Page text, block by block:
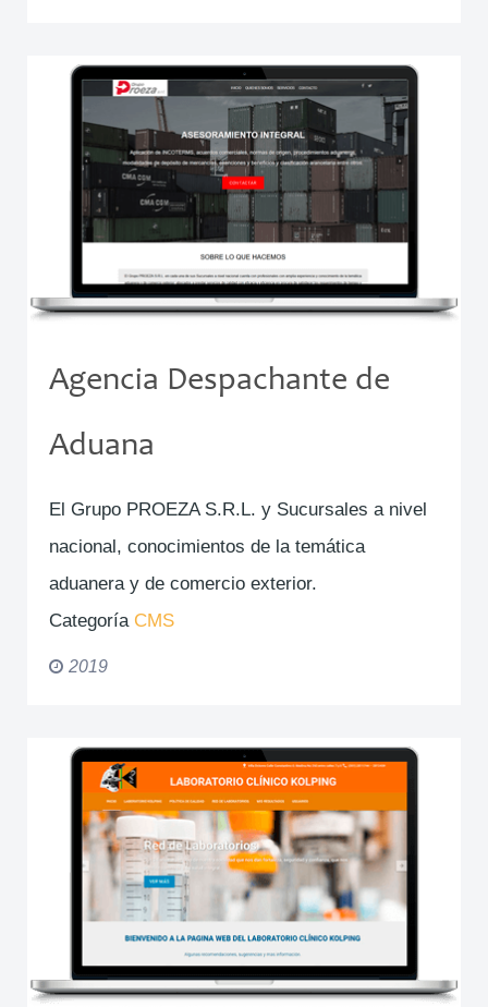
Agencia Despachante de
Aduana
El Grupo PROEZA S.R.L. y Sucursales a nivel
nacional, conocimientos de la temática
aduanera y de comercio exterior.
Categoría CMS
2019